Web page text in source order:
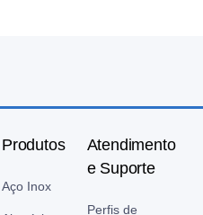
Produtos
Aço Inox
Atendimento
e Suporte
Perfis de